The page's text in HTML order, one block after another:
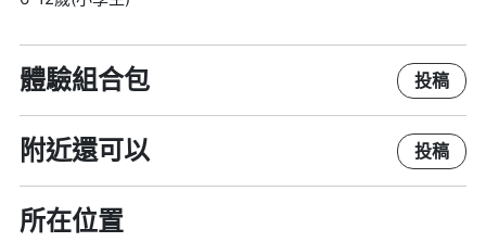
體驗組合包 投稿
附近還可以 投稿
所在位置